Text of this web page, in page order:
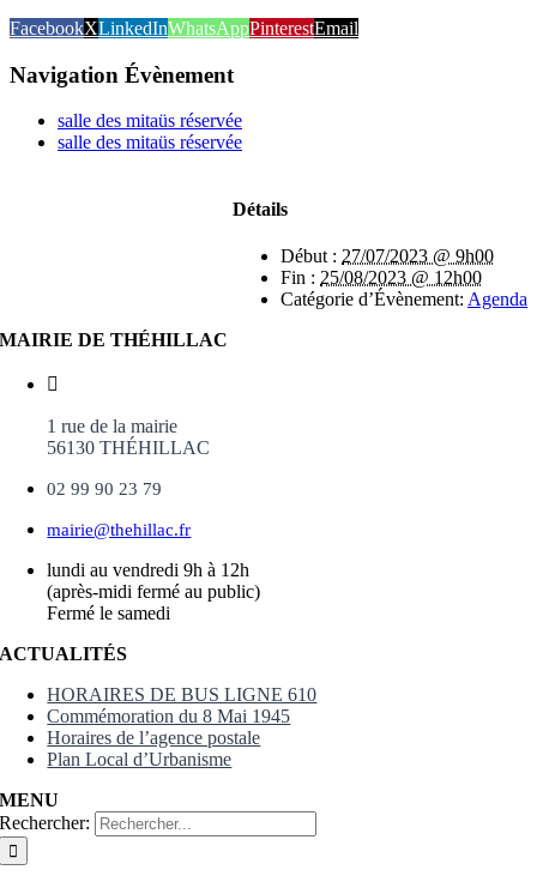
FacebookXLinkedInWhatsAppPinterestEmail
Navigation Évènement
salle des mitaüs réservée
salle des mitaüs réservée
Détails
Début : 27/07/2023 @ 9h00
Fin : 25/08/2023 @ 12h00
Catégorie d’Évènement: Agenda
MAIRIE DE THÉHILLAC
1 rue de la mairie
56130 THÉHILLAC
02 99 90 23 79
mairie@thehillac.fr
lundi au vendredi 9h à 12h
(après-midi fermé au public)
Fermé le samedi
ACTUALITÉS
HORAIRES DE BUS LIGNE 610
Commémoration du 8 Mai 1945
Horaires de l’agence postale
Plan Local d’Urbanisme
MENU
Rechercher: